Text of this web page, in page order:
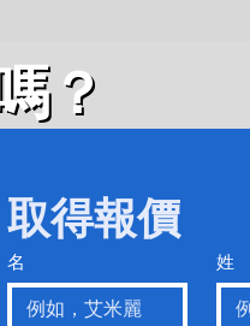
？
？
取得報價
名 姓